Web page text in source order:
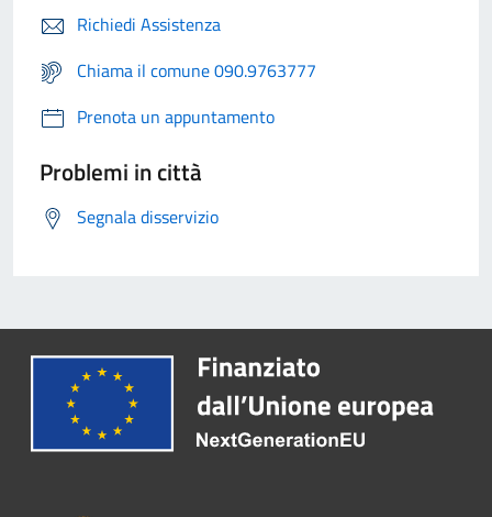
Richiedi Assistenza
Chiama il comune 090.9763777
Prenota un appuntamento
Problemi in città
Segnala disservizio